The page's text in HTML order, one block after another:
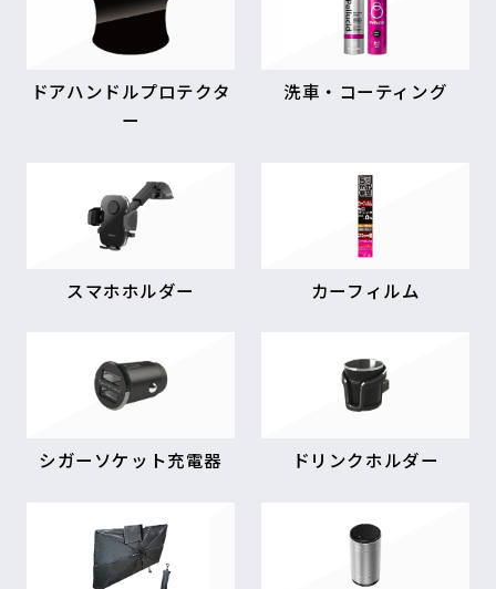
ドアハンドルプロテクタ
ー
洗車・コーティング
スマホホルダー カーフィルム
シガーソケット充電器 ドリンクホルダー